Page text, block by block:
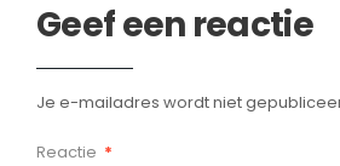
Geef een reactie
Je e-mailadres wordt niet
Reactie *